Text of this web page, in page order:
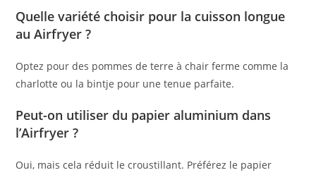
Quelle variété choisir pour la cuisson longue
au Airfryer ?
Optez pour des pommes de terre à chair ferme comme la
charlotte ou la bintje pour une tenue parfaite.
Peut-on utiliser du papier aluminium dans
l’Airfryer ?
Oui, mais cela réduit le croustillant. Préférez le papier